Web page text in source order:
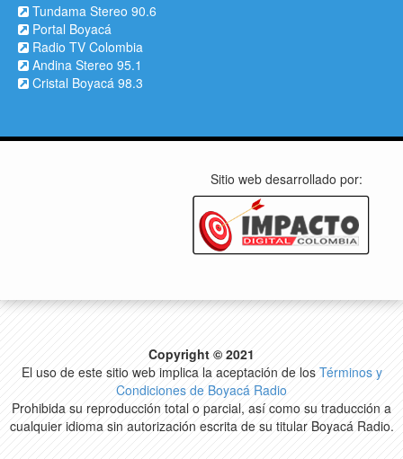
Tundama Stereo 90.6
Portal Boyacá
Radio TV Colombia
Andina Stereo 95.1
Cristal Boyacá 98.3
Sitio web desarrollado por:
Copyright © 2021
El uso de este sitio web implica la aceptación de los Términos y
Condiciones de Boyacá Radio
Prohibida su reproducción total o parcial, así como su traducción a
cualquier idioma sin autorización escrita de su titular Boyacá Radio.